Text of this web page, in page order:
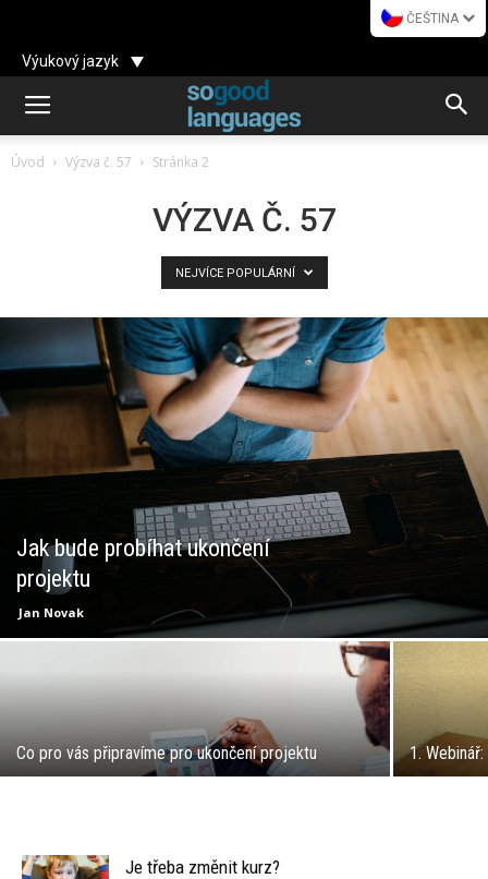
ČEŠTINA
Výukový jazyk
Úvod Výzva č. 57 Stránka 2
VÝZVA Č. 57
NEJVÍCE POPULÁRNÍ
Jak bude probíhat ukončení
projektu
Jan Novak
Co pro vás připravíme pro ukončení projektu 1.
Je třeba změnit kurz?